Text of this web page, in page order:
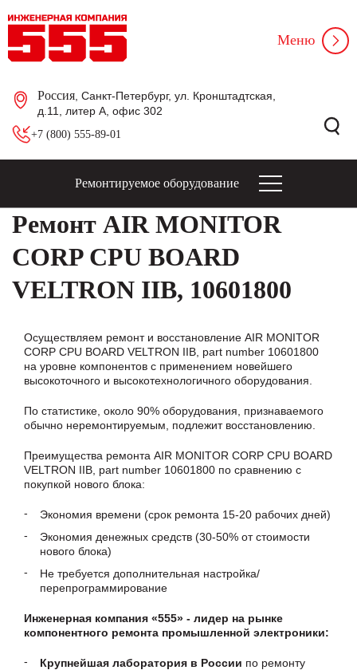
Россия , Санкт-Петербург, ул. Кронштадтская,
д.11, литер А, офис 302
+7 (800) 555-89-01
Меню
Ремонтируемое оборудование
Ремонт AIR MONITOR
CORP CPU BOARD
VELTRON IIB, 10601800
Осуществляем ремонт и восстановление AIR MONITOR
CORP CPU BOARD VELTRON IIB, part number 10601800
на уровне компонентов с применением новейшего
высокоточного и высокотехнологичного оборудования.
По статистике, около 90% оборудования, признаваемого
обычно неремонтируемым, подлежит восстановлению.
Преимущества ремонта AIR MONITOR CORP CPU BOARD
VELTRON IIB, part number 10601800 по сравнению с
покупкой нового блока:
Экономия времени (срок ремонта 15-20 рабочих дней)
Экономия денежных средств (30-50% от стоимости
нового блока)
Не требуется дополнительная настройка/
перепрограммирование
Инженерная компания «555» - лидер на рынке
компонентного ремонта промышленной электроники:
Крупнейшая лаборатория в России по ремонту